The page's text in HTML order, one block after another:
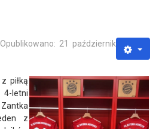
Opublikowano: 21 październik
piłką
letni
z